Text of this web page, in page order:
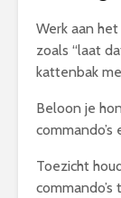
Werk aan
zoals “laat
kattenbak
Beloon je
Toezicht